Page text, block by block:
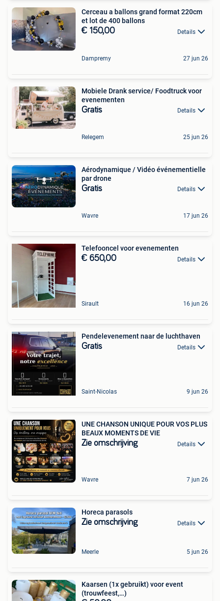
Cerceau a ballons grand format 220cm
et lot de 400 ballons
€ 150,00 Details
Dampremy 27 jun 26
Mobiele Drank service/ Foodtruck voor
evenementen
Gratis Details
Relegem 25 jun 26
Aérodynamique / Vidéo événementielle
par drone
Gratis Details
Wavre 17 jun 26
Telefooncel voor evenementen
€ 650,00 Details
Sirault 16 jun 26
Pendelevenement naar de luchthaven
Gratis Details
Saint-Nicolas 9 jun 26
UNE CHANSON UNIQUE POUR VOS PLUS
BEAUX MOMENTS DE VIE
Zie omschrijving Details
Wavre 7 jun 26
Horeca parasols
Zie omschrijving Details
Meerle 5 jun 26
Kaarsen (1x gebruikt) voor event
(trouwfeest,…)